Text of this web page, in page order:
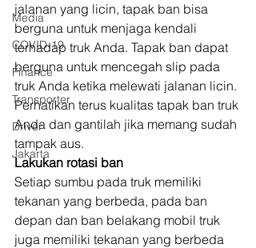
Media
COVID-19
Finance
Transporter
Driver
Jakarta
jalanan yang licin, tapak ban bisa
berguna untuk menjaga kendali
terhadap truk Anda. Tapak ban dapat
berguna untuk mencegah slip pada
truk Anda ketika melewati jalanan licin.
Perhatikan terus kualitas tapak ban truk
Anda dan gantilah jika memang sudah
tampak aus.
Lakukan rotasi ban
Setiap sumbu pada truk memiliki
tekanan yang berbeda, pada ban
depan dan ban belakang mobil truk
juga memiliki tekanan yang berbeda